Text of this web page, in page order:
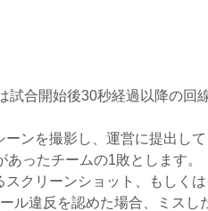
試合開始後30秒経過以降の回
ンを撮影し、運営に提出して
ったチームの1敗とします。
クリーンショット、もしくは
ル違反を認めた場合、ミスし